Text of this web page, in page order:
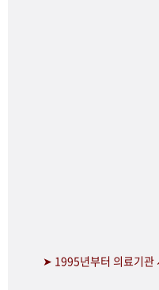
➤ 1995년부터 의료기관